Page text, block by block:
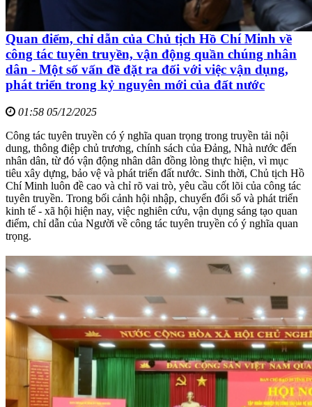
Quan điểm, chỉ dẫn của Chủ tịch Hồ Chí Minh về
công tác tuyên truyền, vận động quần chúng nhân
dân - Một số vấn đề đặt ra đối với việc vận dụng,
phát triển trong kỷ nguyên mới của đất nước
01:58 05/12/2025
Công tác tuyên truyền có ý nghĩa quan trọng trong truyền tải nội
dung, thông điệp chủ trương, chính sách của Đảng, Nhà nước đến
nhân dân, từ đó vận động nhân dân đồng lòng thực hiện, vì mục
tiêu xây dựng, bảo vệ và phát triển đất nước. Sinh thời, Chủ tịch Hồ
Chí Minh luôn đề cao và chỉ rõ vai trò, yêu cầu cốt lõi của công tác
tuyên truyền. Trong bối cảnh hội nhập, chuyển đổi số và phát triển
kinh tế - xã hội hiện nay, việc nghiên cứu, vận dụng sáng tạo quan
điểm, chỉ dẫn của Người về công tác tuyên truyền có ý nghĩa quan
trọng.